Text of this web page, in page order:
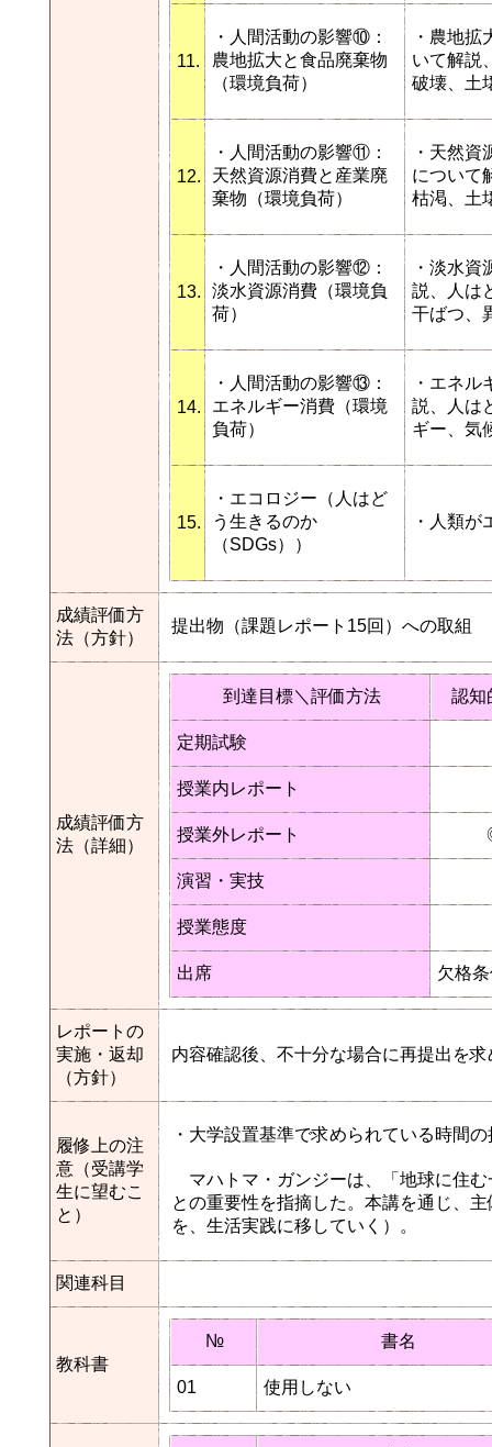
11.
・人間活動の影響⑩：
農地拡大と食品廃棄物
（環境負荷）
・農地
いて解説
破壊、土
12.
・人間活動の影響⑪：
天然資源消費と産業廃
棄物（環境負荷）
・天然
について
枯渇、土
13.
・人間活動の影響⑫：
淡水資源消費（環境負
荷）
・淡水
説、人は
干ばつ、
14.
・人間活動の影響⑬：
エネルギー消費（環境
負荷）
・エネ
説、人は
ギー、気
15.
・エコロジー（人はど
う生きるのか
（SDGs））
・人類
成績評価方
法（方針）
提出物（課題レポート15回）への取組
成績評価方
法（詳細）
到達目標＼評価方法 認知
定期試験
授業内レポート
授業外レポート
演習・実技
授業態度
出席 欠格
レポートの
実施・返却
（方針）
内容確認後、不十分な場合に再提出を
履修上の注
意（受講学
生に望むこ
と）
・大学設置基準で求められている時間
マハトマ・ガンジーは、「地球に住
との重要性を指摘した。本講を通じ、
を、生活実践に移していく）。
関連科目
教科書
№ 書名
01 使用しない